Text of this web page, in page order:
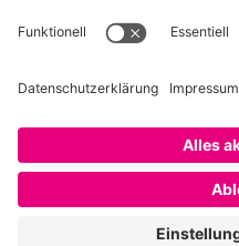
Cookie-Richtlinie (EU)
Copyright ©